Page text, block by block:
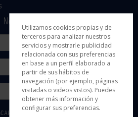
y se aplican la
Utilizamos cookies propias y de
terceros para analizar nuestros
servicios y mostrarle publicidad
relacionada con sus preferencias
en base a un perfil elaborado a
partir de sus hábitos de
navegación (por ejemplo, páginas
visitadas o videos vistos). Puedes
obtener más información y
configurar sus preferencias.